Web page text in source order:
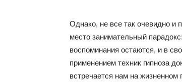
Однако, не все так очевидно и
место занимательный
воспоминания остаются, и в
применением техник гипноза
встречается нам на